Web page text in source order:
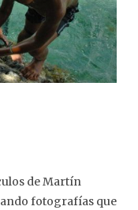
de Martín
fotografías que